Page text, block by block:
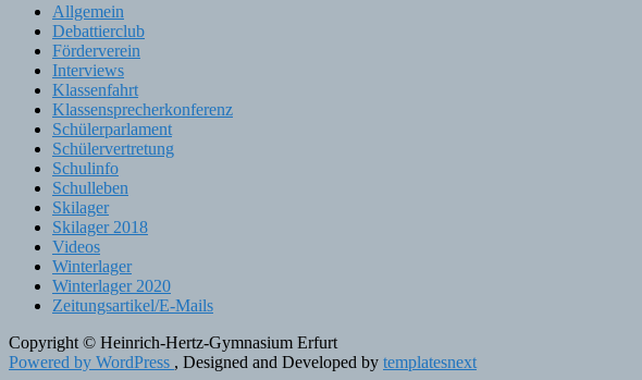
Allgemein
Debattierclub
Förderverein
Interviews
Klassenfahrt
Klassensprecherkonferenz
Schülerparlament
Schülervertretung
Schulinfo
Schulleben
Skilager
Skilager 2018
Videos
Winterlager
Winterlager 2020
Zeitungsartikel/E-Mails
Copyright © Heinrich-Hertz-Gymnasium Erfurt
Powered by WordPress , Designed and Developed by templatesnext